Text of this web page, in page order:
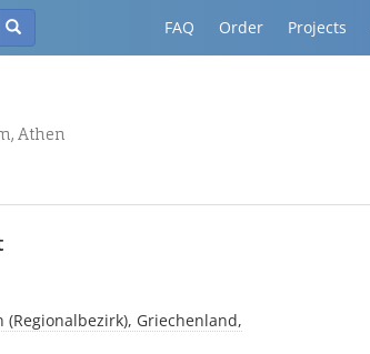
FAQ Order Projects
Athen
Griechenland,